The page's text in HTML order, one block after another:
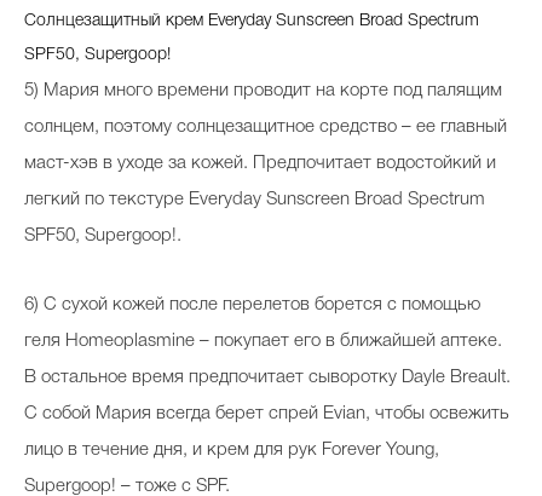
Солнцезащитный крем Everyday Sunscreen Broad Spectrum
SPF50, Supergoop!
5) Мария много времени проводит на корте под палящим
солнцем, поэтому солнцезащитное средство – ее главный
маст-хэв в уходе за кожей. Предпочитает водостойкий и
легкий по текстуре Everyday Sunscreen Broad Spectrum
SPF50, Supergoop!.
6) С сухой кожей после перелетов борется с помощью
геля Homeoplasmine – покупает его в ближайшей аптеке.
В остальное время предпочитает сыворотку Dayle Breault.
С собой Мария всегда берет спрей Evian, чтобы освежить
лицо в течение дня, и крем для рук Forever Young,
Supergoop! – тоже с SPF.